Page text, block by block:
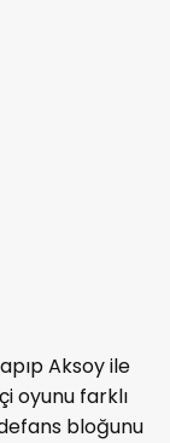
Aksoy ile
oyunu farklı
bloğunu